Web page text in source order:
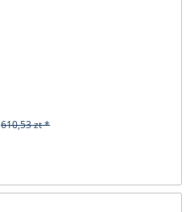
610,53 zt *